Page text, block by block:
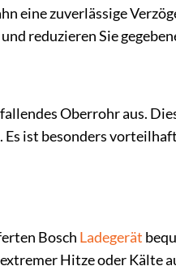
eine zuverlässige
reduzieren Sie
Oberrohr aus.
ist besonders
Bosch Ladegerät
Hitze oder Kälte